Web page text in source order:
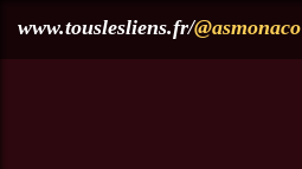
www.touslesliens.fr/@asmonaco